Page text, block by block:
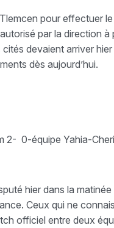
pour effectuer le
par la direction
devaient arriver
dès aujourd’hui.
2- 0-équipe Yahia-
hier dans la
Ceux qui ne
officiel entre deux